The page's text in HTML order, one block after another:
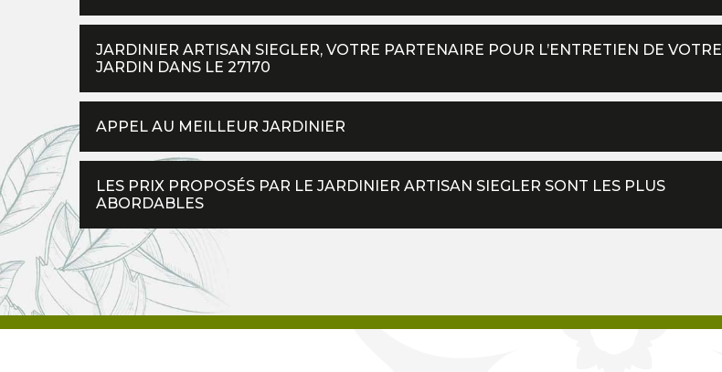
JARDINIER ARTISAN SIEGLER, VOTRE PARTENAIRE POUR L’ENTRETIEN DE VOTRE
JARDIN DANS LE 27170
APPEL AU MEILLEUR JARDINIER
LES PRIX PROPOSÉS PAR LE JARDINIER ARTISAN SIEGLER SONT LES PLUS
ABORDABLES